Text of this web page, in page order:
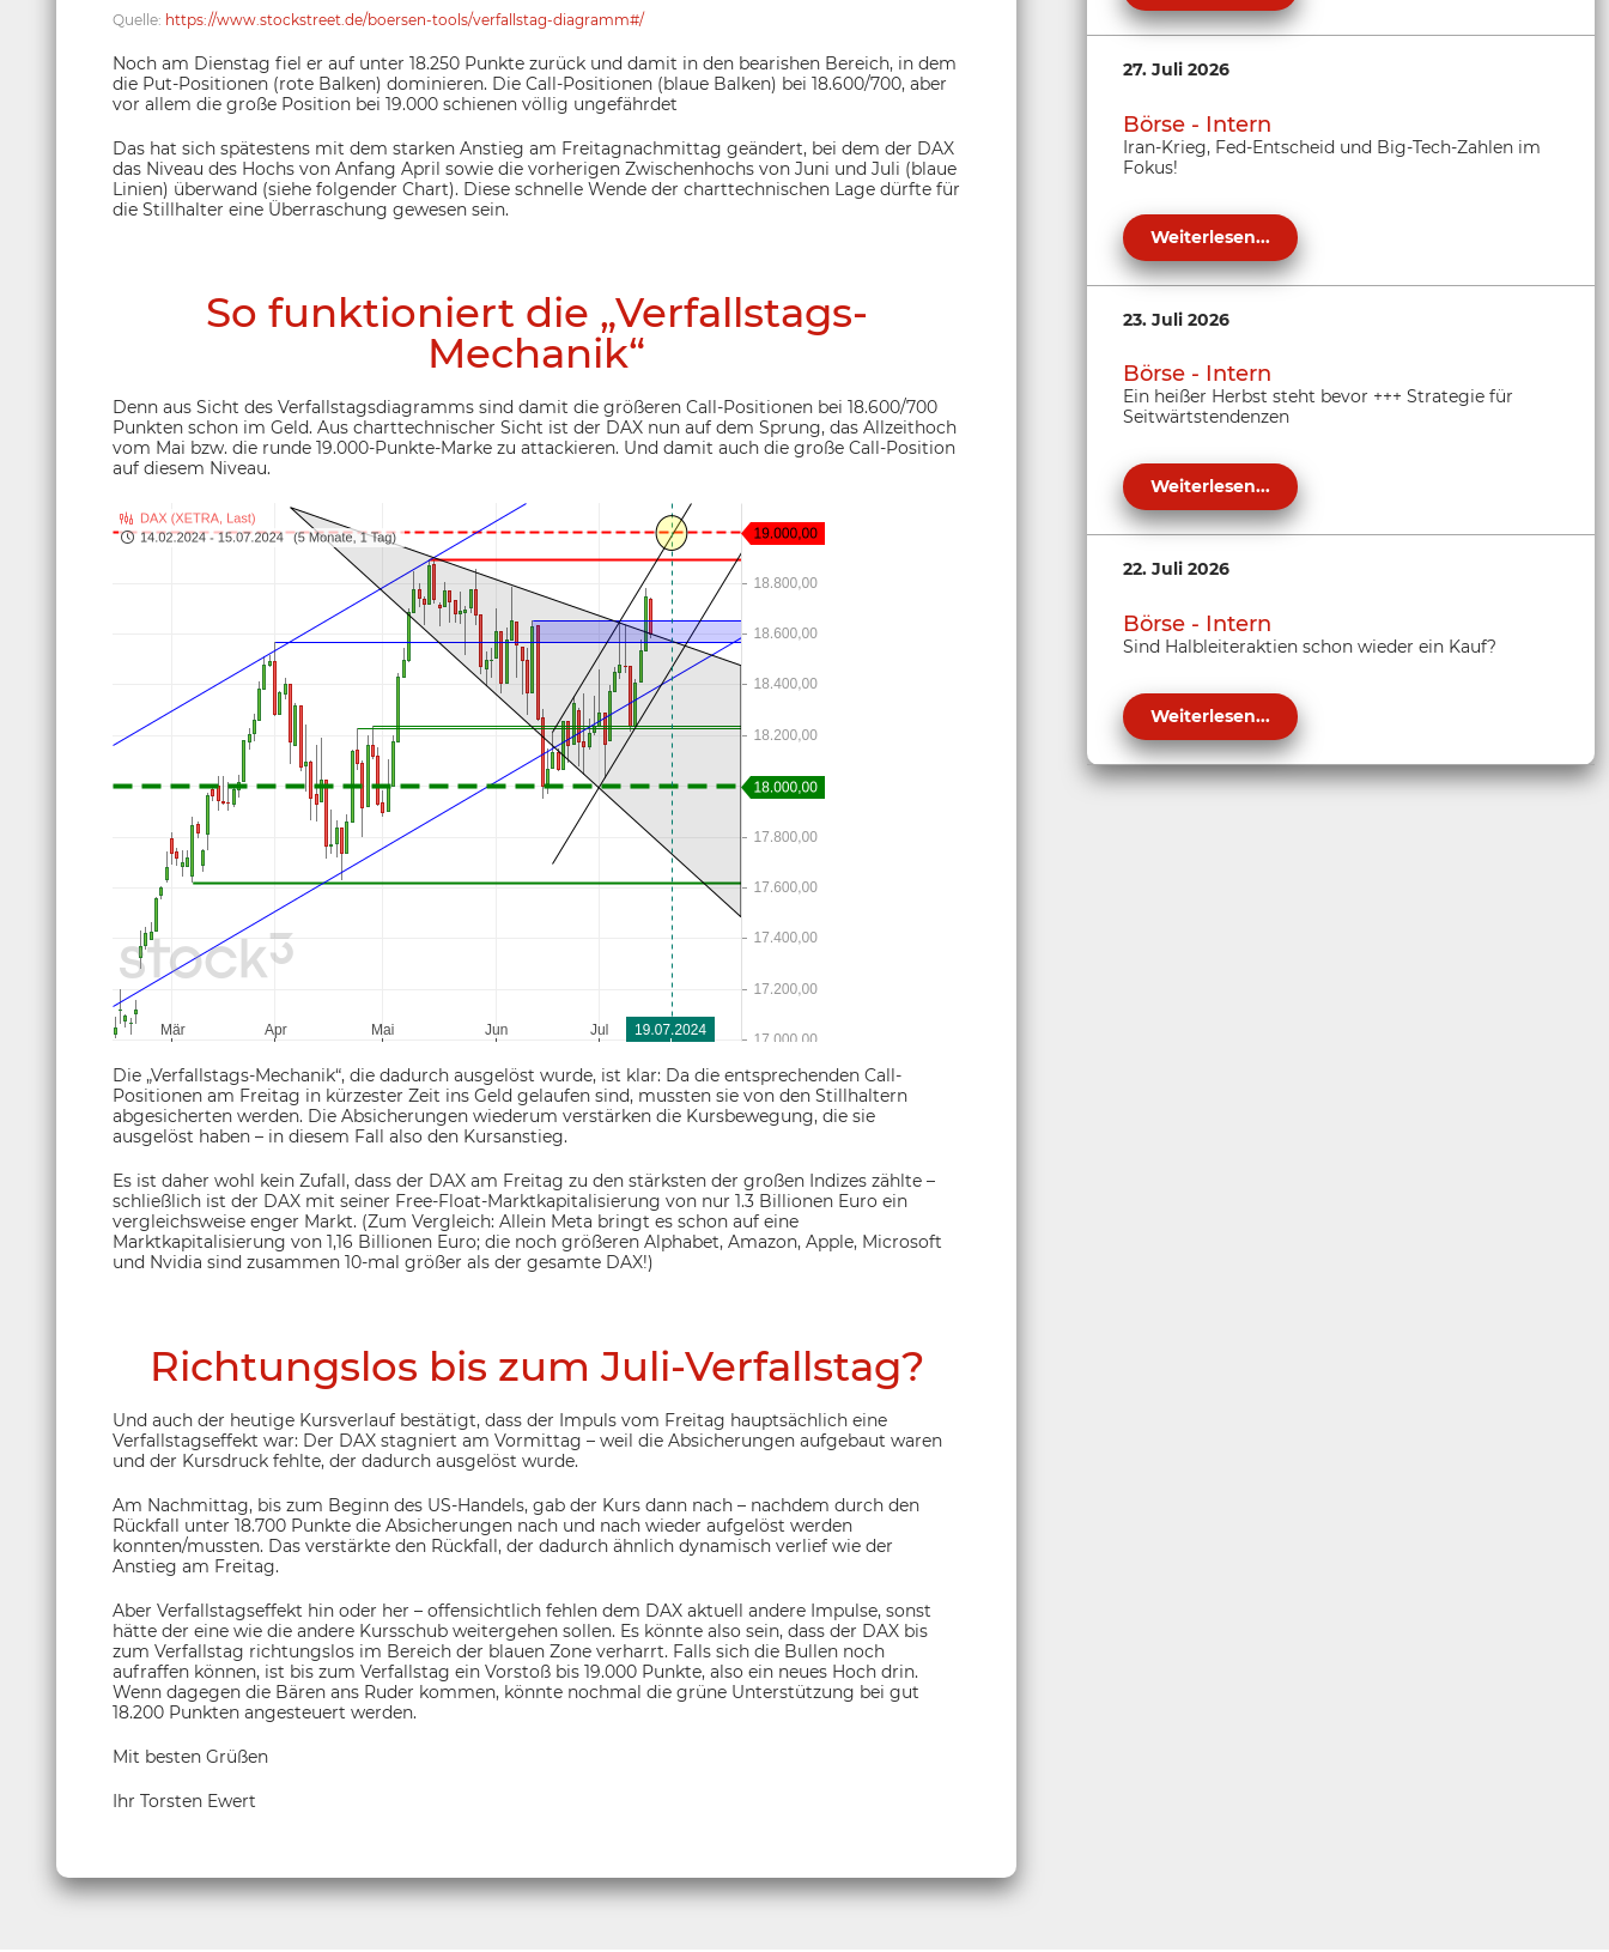
Quelle: https://www.stockstreet.de/boersen-tools/verfallstag-diagramm#/
Noch am Dienstag fiel er auf unter 18.250 Punkte zurück und damit in den bearishen Bereich, in dem
die Put-Positionen (rote Balken) dominieren. Die Call-Positionen (blaue Balken) bei 18.600/700, aber
vor allem die große Position bei 19.000 schienen völlig ungefährdet
Das hat sich spätestens mit dem starken Anstieg am Freitagnachmittag geändert, bei dem der DAX
das Niveau des Hochs von Anfang April sowie die vorherigen Zwischenhochs von Juni und Juli (blaue
Linien) überwand (siehe folgender Chart). Diese schnelle Wende der charttechnischen Lage dürfte für
die Stillhalter eine Überraschung gewesen sein.
So funktioniert die „Verfallstags-
Mechanik“
Denn aus Sicht des Verfallstagsdiagramms sind damit die größeren Call-Positionen bei 18.600/700
Punkten schon im Geld. Aus charttechnischer Sicht ist der DAX nun auf dem Sprung, das Allzeithoch
vom Mai bzw. die runde 19.000-Punkte-Marke zu attackieren. Und damit auch die große Call-Position
auf diesem Niveau.
Die „Verfallstags-Mechanik“, die dadurch ausgelöst wurde, ist klar: Da die entsprechenden Call-
Positionen am Freitag in kürzester Zeit ins Geld gelaufen sind, mussten sie von den Stillhaltern
abgesicherten werden. Die Absicherungen wiederum verstärken die Kursbewegung, die sie
ausgelöst haben – in diesem Fall also den Kursanstieg.
Es ist daher wohl kein Zufall, dass der DAX am Freitag zu den stärksten der großen Indizes zählte –
schließlich ist der DAX mit seiner Free-Float-Marktkapitalisierung von nur 1.3 Billionen Euro ein
vergleichsweise enger Markt. (Zum Vergleich: Allein Meta bringt es schon auf eine
Marktkapitalisierung von 1,16 Billionen Euro; die noch größeren Alphabet, Amazon, Apple, Microsoft
und Nvidia sind zusammen 10-mal größer als der gesamte DAX!)
Richtungslos bis zum Juli-Verfallstag?
Und auch der heutige Kursverlauf bestätigt, dass der Impuls vom Freitag hauptsächlich eine
Verfallstagseffekt war: Der DAX stagniert am Vormittag – weil die Absicherungen aufgebaut waren
und der Kursdruck fehlte, der dadurch ausgelöst wurde.
Am Nachmittag, bis zum Beginn des US-Handels, gab der Kurs dann nach – nachdem durch den
Rückfall unter 18.700 Punkte die Absicherungen nach und nach wieder aufgelöst werden
konnten/mussten. Das verstärkte den Rückfall, der dadurch ähnlich dynamisch verlief wie der
Anstieg am Freitag.
Aber Verfallstagseffekt hin oder her – offensichtlich fehlen dem DAX aktuell andere Impulse, sonst
hätte der eine wie die andere Kursschub weitergehen sollen. Es könnte also sein, dass der DAX bis
zum Verfallstag richtungslos im Bereich der blauen Zone verharrt. Falls sich die Bullen noch
aufraffen können, ist bis zum Verfallstag ein Vorstoß bis 19.000 Punkte, also ein neues Hoch drin.
Wenn dagegen die Bären ans Ruder kommen, könnte nochmal die grüne Unterstützung bei gut
18.200 Punkten angesteuert werden.
Mit besten Grüßen
Ihr Torsten Ewert
27. Juli 2026
Börse - Intern
Iran-Krieg, Fed-Entscheid und Big-Tech-Zahlen im
Fokus!
Weiterlesen...
23. Juli 2026
Börse - Intern
Ein heißer Herbst steht bevor +++ Strategie für
Seitwärtstendenzen
Weiterlesen...
22. Juli 2026
Börse - Intern
Sind Halbleiteraktien schon wieder ein Kauf?
Weiterlesen...